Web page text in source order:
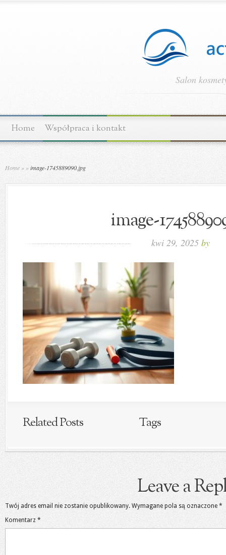
Salon
Home Współpraca i kontakt
Home » »image-1745889090.jpg
image-
kwi 29, 2025 by
Related Posts Tags
Leave a
Twój adres email nie zostanie opublikowany. Wymagane pola są oznaczone *
Komentarz *